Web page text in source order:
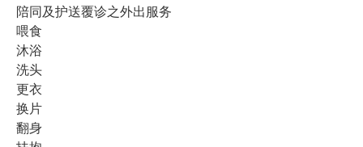
陪同及护送覆诊之外出服务
喂食
沐浴
洗头
更衣
换片
翻身